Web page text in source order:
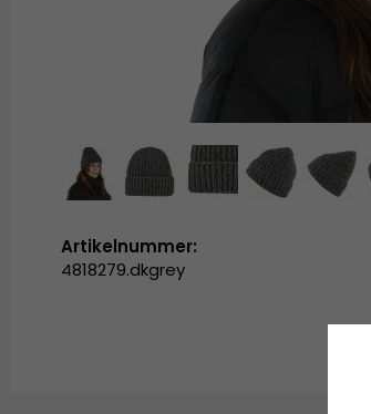
Artikelnummer:
4818279.dkgrey